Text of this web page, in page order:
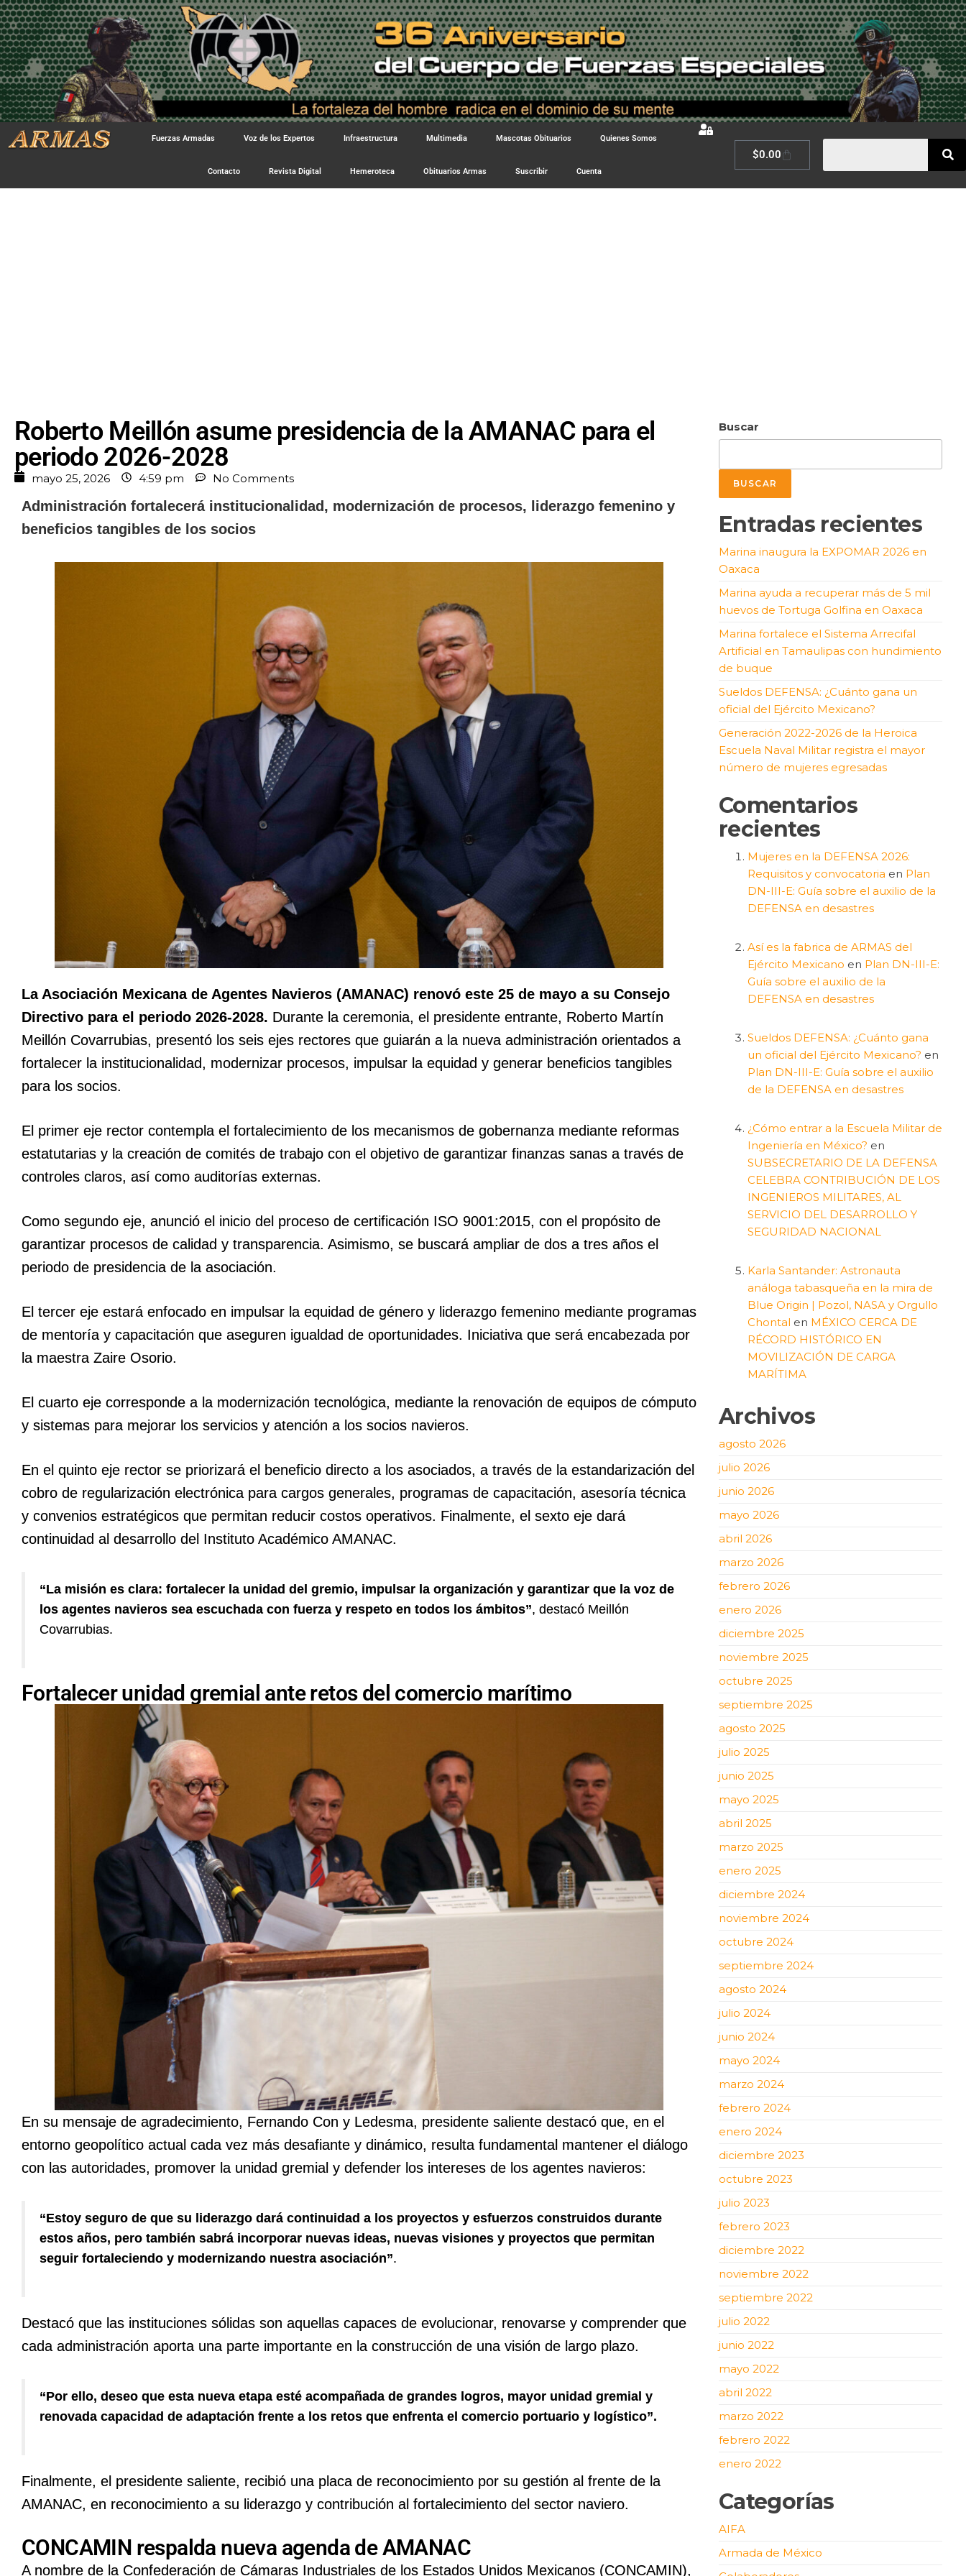
Fuerzas Armadas Voz de los Expertos Infraestructura Multimedia Mascotas Obituarios Quienes Somos
Contacto Revista Digital Hemeroteca Obituarios Armas Suscribir Cuenta
$0.00
Roberto Meillón asume presidencia de la AMANAC para el
periodo 2026-2028
mayo 25, 2026 4:59 pm No Comments
Administración fortalecerá institucionalidad, modernización de procesos, liderazgo femenino y
beneficios tangibles de los socios
La Asociación Mexicana de Agentes Navieros (AMANAC) renovó este 25 de mayo a su Consejo
Directivo para el periodo 2026-2028. Durante la ceremonia, el presidente entrante, Roberto Martín
Meillón Covarrubias, presentó los seis ejes rectores que guiarán a la nueva administración orientados a
fortalecer la institucionalidad, modernizar procesos, impulsar la equidad y generar beneficios tangibles
para los socios.
El primer eje rector contempla el fortalecimiento de los mecanismos de gobernanza mediante reformas
estatutarias y la creación de comités de trabajo con el objetivo de garantizar finanzas sanas a través de
controles claros, así como auditorías externas.
Como segundo eje, anunció el inicio del proceso de certificación ISO 9001:2015, con el propósito de
garantizar procesos de calidad y transparencia. Asimismo, se buscará ampliar de dos a tres años el
periodo de presidencia de la asociación.
El tercer eje estará enfocado en impulsar la equidad de género y liderazgo femenino mediante programas
de mentoría y capacitación que aseguren igualdad de oportunidades. Iniciativa que será encabezada por
la maestra Zaire Osorio.
El cuarto eje corresponde a la modernización tecnológica, mediante la renovación de equipos de cómputo
y sistemas para mejorar los servicios y atención a los socios navieros.
En el quinto eje rector se priorizará el beneficio directo a los asociados, a través de la estandarización del
cobro de regularización electrónica para cargos generales, programas de capacitación, asesoría técnica
y convenios estratégicos que permitan reducir costos operativos. Finalmente, el sexto eje dará
continuidad al desarrollo del Instituto Académico AMANAC.
“La misión es clara: fortalecer la unidad del gremio, impulsar la organización y garantizar que la voz de
los agentes navieros sea escuchada con fuerza y respeto en todos los ámbitos”, destacó Meillón
Covarrubias.
Fortalecer unidad gremial ante retos del comercio marítimo
En su mensaje de agradecimiento, Fernando Con y Ledesma, presidente saliente destacó que, en el
entorno geopolítico actual cada vez más desafiante y dinámico, resulta fundamental mantener el diálogo
con las autoridades, promover la unidad gremial y defender los intereses de los agentes navieros:
“Estoy seguro de que su liderazgo dará continuidad a los proyectos y esfuerzos construidos durante
estos años, pero también sabrá incorporar nuevas ideas, nuevas visiones y proyectos que permitan
seguir fortaleciendo y modernizando nuestra asociación”.
Destacó que las instituciones sólidas son aquellas capaces de evolucionar, renovarse y comprender que
cada administración aporta una parte importante en la construcción de una visión de largo plazo.
“Por ello, deseo que esta nueva etapa esté acompañada de grandes logros, mayor unidad gremial y
renovada capacidad de adaptación frente a los retos que enfrenta el comercio portuario y logístico”.
Finalmente, el presidente saliente, recibió una placa de reconocimiento por su gestión al frente de la
AMANAC, en reconocimiento a su liderazgo y contribución al fortalecimiento del sector naviero.
CONCAMIN respalda nueva agenda de AMANAC
A nombre de la Confederación de Cámaras Industriales de los Estados Unidos Mexicanos (CONCAMIN),
Buscar
BUSCAR
Entradas recientes
Marina inaugura la EXPOMAR 2026 en
Oaxaca
Marina ayuda a recuperar más de 5 mil
huevos de Tortuga Golfina en Oaxaca
Marina fortalece el Sistema Arrecifal
Artificial en Tamaulipas con hundimiento
de buque
Sueldos DEFENSA: ¿Cuánto gana un
oficial del Ejército Mexicano?
Generación 2022-2026 de la Heroica
Escuela Naval Militar registra el mayor
número de mujeres egresadas
Comentarios
recientes
Mujeres en la DEFENSA 2026:
Requisitos y convocatoria en Plan
DN-III-E: Guía sobre el auxilio de la
DEFENSA en desastres
Así es la fabrica de ARMAS del
Ejército Mexicano en Plan DN-III-E:
Guía sobre el auxilio de la
DEFENSA en desastres
Sueldos DEFENSA: ¿Cuánto gana
un oficial del Ejército Mexicano? en
Plan DN-III-E: Guía sobre el auxilio
de la DEFENSA en desastres
¿Cómo entrar a la Escuela Militar de
Ingeniería en México? en
SUBSECRETARIO DE LA DEFENSA
CELEBRA CONTRIBUCIÓN DE LOS
INGENIEROS MILITARES, AL
SERVICIO DEL DESARROLLO Y
SEGURIDAD NACIONAL
Karla Santander: Astronauta
análoga tabasqueña en la mira de
Blue Origin | Pozol, NASA y Orgullo
Chontal en MÉXICO CERCA DE
RÉCORD HISTÓRICO EN
MOVILIZACIÓN DE CARGA
MARÍTIMA
Archivos
agosto 2026
julio 2026
junio 2026
mayo 2026
abril 2026
marzo 2026
febrero 2026
enero 2026
diciembre 2025
noviembre 2025
octubre 2025
septiembre 2025
agosto 2025
julio 2025
junio 2025
mayo 2025
abril 2025
marzo 2025
enero 2025
diciembre 2024
noviembre 2024
octubre 2024
septiembre 2024
agosto 2024
julio 2024
junio 2024
mayo 2024
marzo 2024
febrero 2024
enero 2024
diciembre 2023
octubre 2023
julio 2023
febrero 2023
diciembre 2022
noviembre 2022
septiembre 2022
julio 2022
junio 2022
mayo 2022
abril 2022
marzo 2022
febrero 2022
enero 2022
Categorías
AIFA
Armada de México